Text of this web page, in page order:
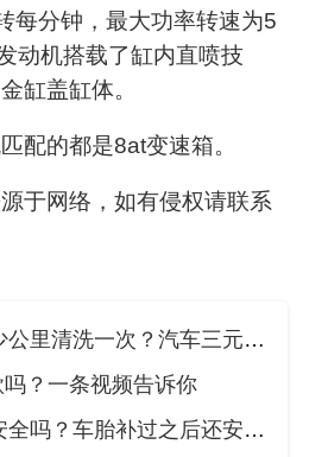
每分钟，最大功率转速为5
动机搭载了缸内直喷技
缸盖缸体。
配的都是8at变速箱。
于网络，如有侵权请联系
汽车三元催化多少公里清洗一次？汽车三元催化需要多少公里清洗一次？
？一条视频告诉你
汽车轮胎补胎后安全吗？车胎补过之后还安全吗？